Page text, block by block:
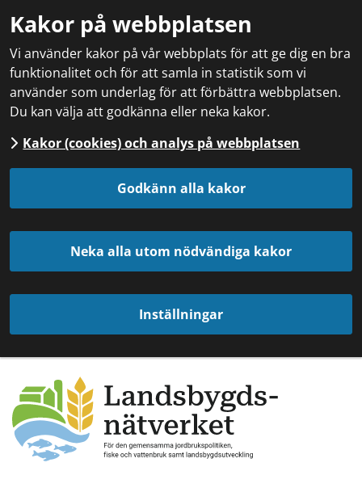
Kakor på webbplatsen
Vi använder kakor på vår webbplats för att ge dig en bra
funktionalitet och för att samla in statistik som vi
använder som underlag för att förbättra webbplatsen.
Du kan välja att godkänna eller neka kakor.
Kakor (cookies) och analys på webbplatsen
Godkänn alla kakor
Neka alla utom nödvändiga kakor
Inställningar